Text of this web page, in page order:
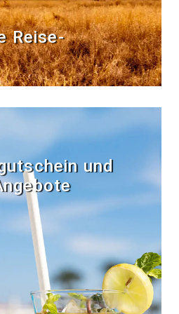
Reise­
und